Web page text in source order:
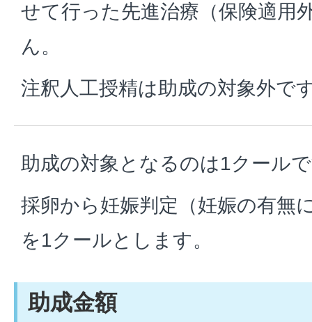
せて行った先進治療（保険適用
ん。
注釈人工授精は助成の対象外で
助成の対象となるのは1クール
採卵から妊娠判定（妊娠の有無
を1クールとします。
助成金額